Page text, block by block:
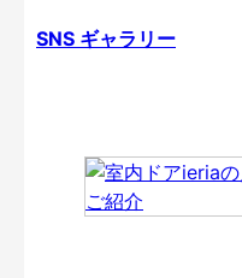
SNS ギャラリー